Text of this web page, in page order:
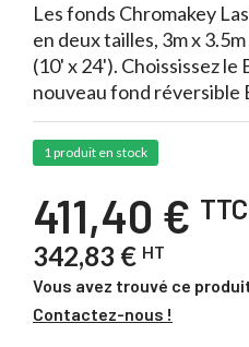
Les fonds Chromakey
en deux tailles, 3m x
(10' x 24'). Choississez le
nouveau fond réversible
1 produit en stock
411,40 € TTC
342,83 € HT
Vous avez trouvé ce
Contactez-nous !